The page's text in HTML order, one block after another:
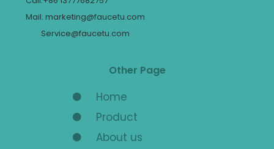
Mail: marketing@faucetu.com
Service@faucetu.com
Other Page
Home
Product
About us